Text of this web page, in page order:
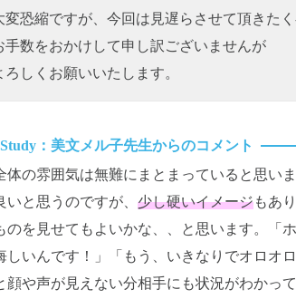
変恐縮ですが、今回は見遅らさせて頂きたく
手数をおかけして申し訳ございませんが
ろしくお願いいたします。
体の雰囲気は無難にまとまっていると思い
いと思うのですが、 少し硬いイメージもあ
のを見せてもよいかな、、と思います。「
しいんです！」「もう、いきなりでオロオ
顔や声が見えない分相手にも状況がわかっ